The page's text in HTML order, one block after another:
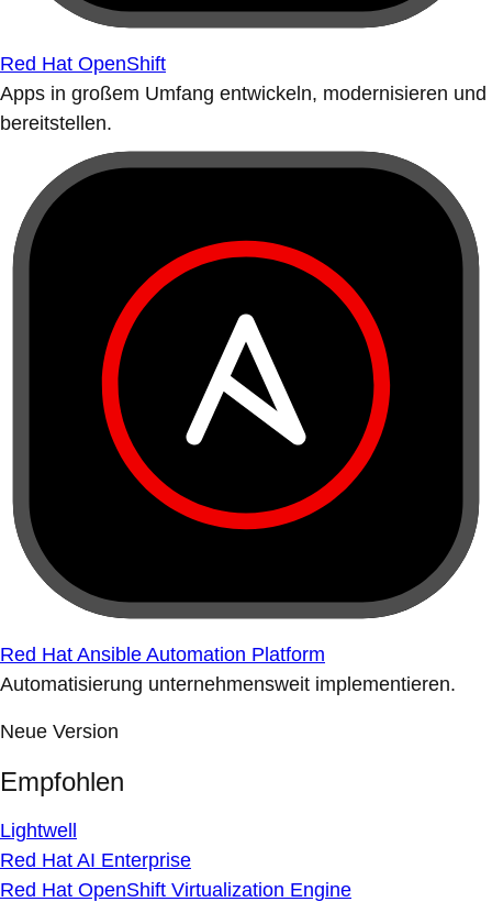
Red Hat OpenShift
Apps in großem Umfang entwickeln, modernisieren und
bereitstellen.
Red Hat Ansible Automation Platform
Automatisierung unternehmensweit implementieren.
Neue Version
Empfohlen
Lightwell
Red Hat AI Enterprise
Red Hat OpenShift Virtualization Engine